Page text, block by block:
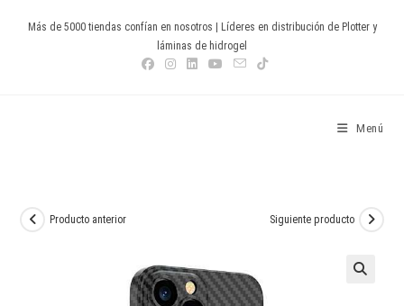
Más de 5000 tiendas confían en nosotros | Líderes en distribución de Plotter y
láminas de hidrogel
Menú
Producto anterior Siguiente producto